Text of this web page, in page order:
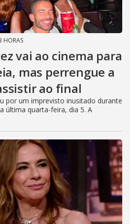
HORAS
vai ao cinema para
mas perrengue a
ao final
por um imprevisto inusitado durante
última quarta-feira, dia 5. A